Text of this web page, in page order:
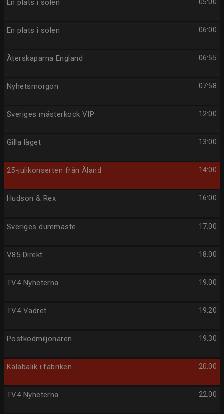
En plats i solen
06:00
En plats i solen
06:55
Återskaparna England
07:58
Nyhetsmorgon
12:00
Sveriges mästerkock VIP
13:00
Gilla läget
14:00
25-julikonserten från Åland
16:00
Hudson & Rex
17:00
Sveriges dummaste
18:00
V85 Direkt
19:00
TV4 Nyheterna
19:20
TV4 Vädret
19:30
Postkodmiljonären
20:00
Kalabalik i fabriken
22:00
TV4 Nyheterna